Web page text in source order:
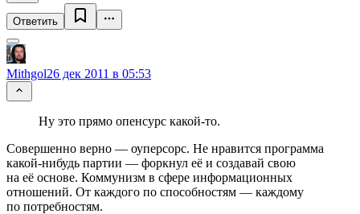
Ответить
Mithgol26 дек 2011 в 05:53
Ну это прямо опенсурс какой-то.
Совершенно верно — оуперсорс. Не нравится программа
какой-нибудь партии — форкнул её и создавай свою
на её основе. Коммунизм в сфере информационных
отношений. От каждого по способностям — каждому
по потребностям.